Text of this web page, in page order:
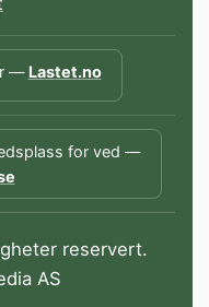
— Lastet.no
for ved —
reservert.
AS